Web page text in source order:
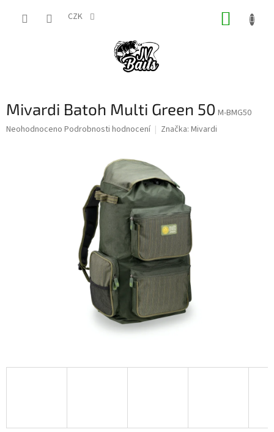
CZK
Mivardi Batoh Multi Green 50 M-BMG50
Průměrné
Neohodnoceno Podrobnosti hodnocení Značka: Mivardi